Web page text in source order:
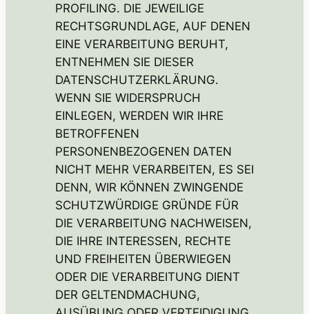
PROFILING. DIE JEWEILIGE
RECHTSGRUNDLAGE, AUF DENEN
EINE VERARBEITUNG BERUHT,
ENTNEHMEN SIE DIESER
DATENSCHUTZERKLÄRUNG.
WENN SIE WIDERSPRUCH
EINLEGEN, WERDEN WIR IHRE
BETROFFENEN
PERSONENBEZOGENEN DATEN
NICHT MEHR VERARBEITEN, ES SEI
DENN, WIR KÖNNEN ZWINGENDE
SCHUTZWÜRDIGE GRÜNDE FÜR
DIE VERARBEITUNG NACHWEISEN,
DIE IHRE INTERESSEN, RECHTE
UND FREIHEITEN ÜBERWIEGEN
ODER DIE VERARBEITUNG DIENT
DER GELTENDMACHUNG,